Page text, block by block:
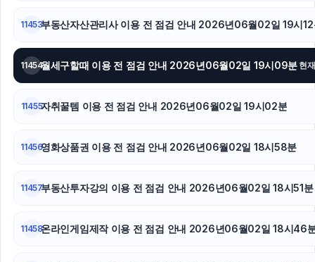
11453부동산자산관리사 이용 전 점검 안내 2026년06월02일 19시12
11454월세구할때 이용 전 점검 안내 2026년06월02일 19시09분 현
11455자취꿀템 이용 전 점검 안내 2026년06월02일 19시02분
11456영화상품권 이용 전 점검 안내 2026년06월02일 18시58분
11457부동산투자강의 이용 전 점검 안내 2026년06월02일 18시51분
11458온라인게임제작 이용 전 점검 안내 2026년06월02일 18시46